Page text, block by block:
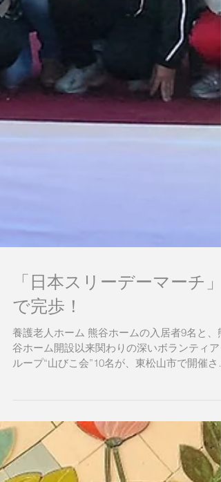
「日本スリーデーマーチ」
で完歩！
ループ“山びこ会”10名が、東松山市で開催さ
た「第39回 日本スリーデーマーチ」の一日目
参加しました。 昨年から施設で行っている「
ォーキング大会」で練習を重ねてきたメンバ